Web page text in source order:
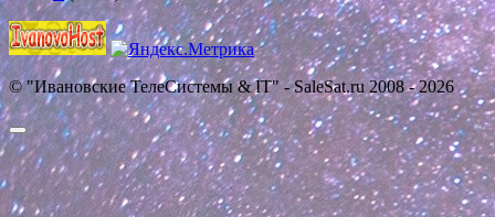
© "Ивановские ТелеСистемы & IT" - SaleSat.ru 2008 - 2026
Прокрутить
вверх